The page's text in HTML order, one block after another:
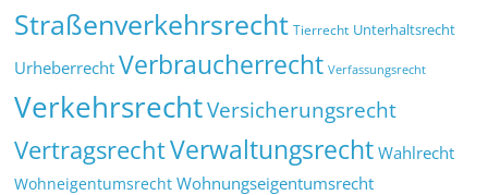
Straßenverkehrsrecht Tierrecht Unterhaltsrecht
Urheberrecht Verbraucherrecht Verfassungsrecht
VerkehrsrechtVersicherungsrecht
VertragsrechtVerwaltungsrecht Wahlrecht
Wohneigentumsrecht Wohnungseigentumsrecht